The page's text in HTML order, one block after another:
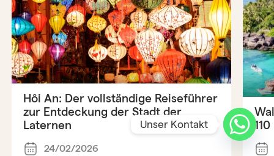
Hôi An: Der vollständige Reiseführer
zur Entdeckung der Stadt der
Laternen
24/02/2026
Unser Kontakt